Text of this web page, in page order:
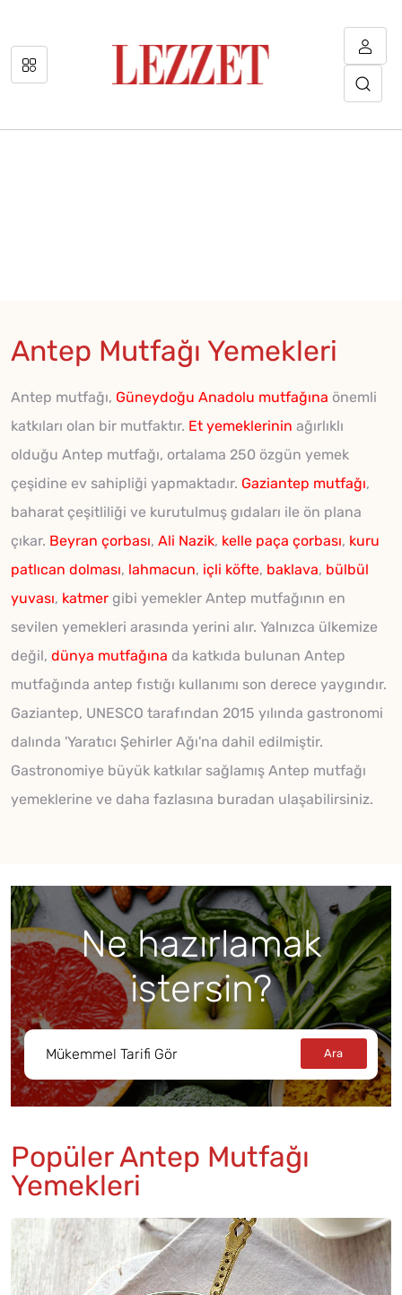
Antep Mutfağı Yemekleri
Antep mutfağı, Güneydoğu Anadolu mutfağına önemli
katkıları olan bir mutfaktır. Et yemeklerinin ağırlıklı
olduğu Antep mutfağı, ortalama 250 özgün yemek
çeşidine ev sahipliği yapmaktadır. Gaziantep mutfağı,
baharat çeşitliliği ve kurutulmuş gıdaları ile ön plana
çıkar. Beyran çorbası, Ali Nazik, kelle paça çorbası, kuru
patlıcan dolması, lahmacun, içli köfte, baklava, bülbül
yuvası, katmer gibi yemekler Antep mutfağının en
sevilen yemekleri arasında yerini alır. Yalnızca ülkemize
değil, dünya mutfağına da katkıda bulunan Antep
mutfağında antep fıstığı kullanımı son derece yaygındır.
Gaziantep, UNESCO tarafından 2015 yılında gastronomi
dalında 'Yaratıcı Şehirler Ağı'na dahil edilmiştir.
Gastronomiye büyük katkılar sağlamış Antep mutfağı
yemeklerine ve daha fazlasına buradan ulaşabilirsiniz.
Ne hazırlamak
istersin?
Popüler Antep Mutfağı
Yemekleri